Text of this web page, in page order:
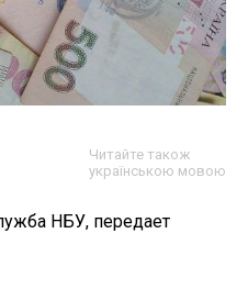
Читайте також
українською мовою
НБУ, передает